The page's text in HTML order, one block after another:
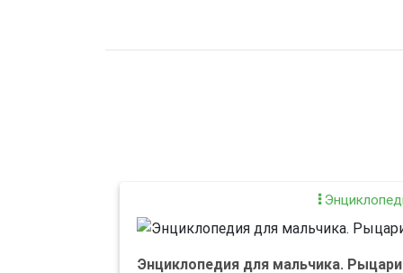
Энциклопедия для мальчика. Рыцари